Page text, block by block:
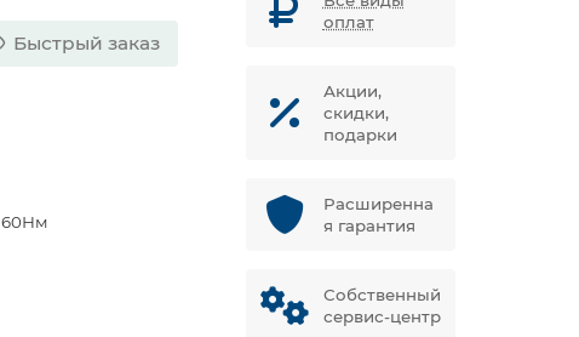
Быстрый заказ
60Нм
оплат
Акции,
скидки,
подарки
Расширенна
я гарантия
Собственный
сервис-центр